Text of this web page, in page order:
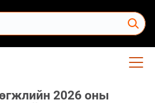
2026 оны